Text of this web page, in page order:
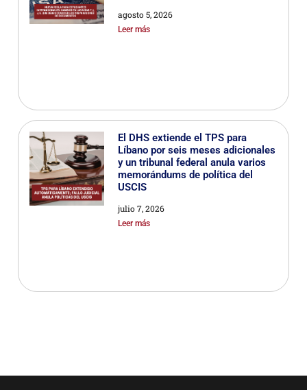
agosto 5, 2026
Leer más
El DHS extiende el TPS para
Líbano por seis meses adicionales
y un tribunal federal anula varios
memorándums de política del
USCIS
julio 7, 2026
Leer más